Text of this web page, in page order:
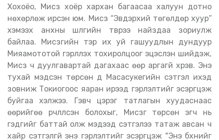
Хохоёо, Мисүзү хоёр хархан багаасаа халуун дотно
нөхөрлөж ирсэн юм. Мисүзү “Эвдэрхий төгөлдөр хуур”
хэмээх анхны шүлгийн түүврээ найздаа зориулж
байлаа. Мисүзүгийн тэр их уй гашуудлын дундуур
Мияамототой гэрлүүлэх тохиролцоог эцэслэн шийдэж,
Мисүзү ч дуулгавартай дагахаас өөр аргагүй хүрэв. Энэ
тухай мэдсэн төрсөн дүү Масасукегийн сэтгэл ихэд
зовниж Токиогоос яаран ирээд гэрлэлтийг эсэргүүцэж
буйгаа хэлжээ. Гэвч цэрэг татлагын хуудаснаас
өөрийгөө үрчлүүлсэн болохыг, Мисүзүг төрсөн эгч нь
гэдгийг баттай олж мэдээд сэтгэлээ татаж авсан ч
хайр сэтгэлгүй энэ гэрлэлтийг эсэргүүцэж "Энэ бүхнийг